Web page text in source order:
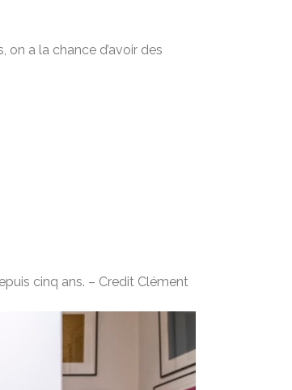
a la chance d’avoir des
cinq ans. – Credit Clément